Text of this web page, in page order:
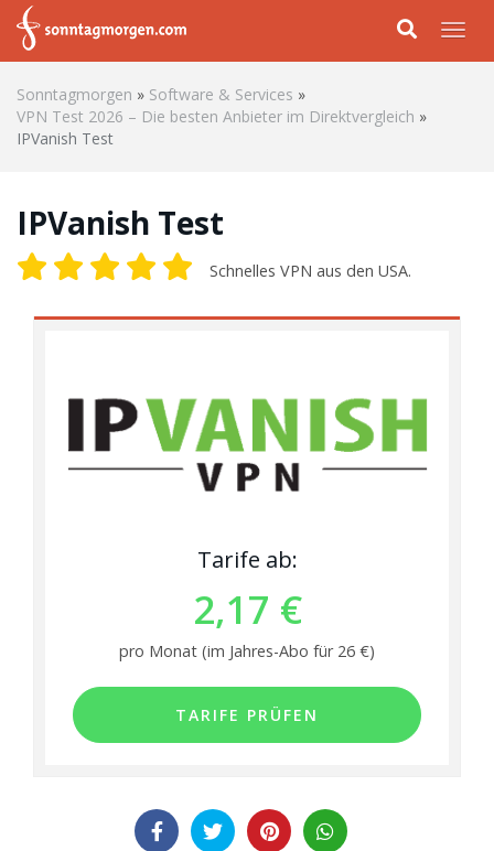
Skip to main content
Sonntagmorgen » Software & Services »
VPN Test 2026 – Die besten Anbieter im Direktvergleich »
IPVanish Test
IPVanish Test
Schnelles VPN aus den USA.
Tarife ab:
2,17 €
pro Monat (im Jahres-Abo für 26 €)
TARIFE PRÜFEN